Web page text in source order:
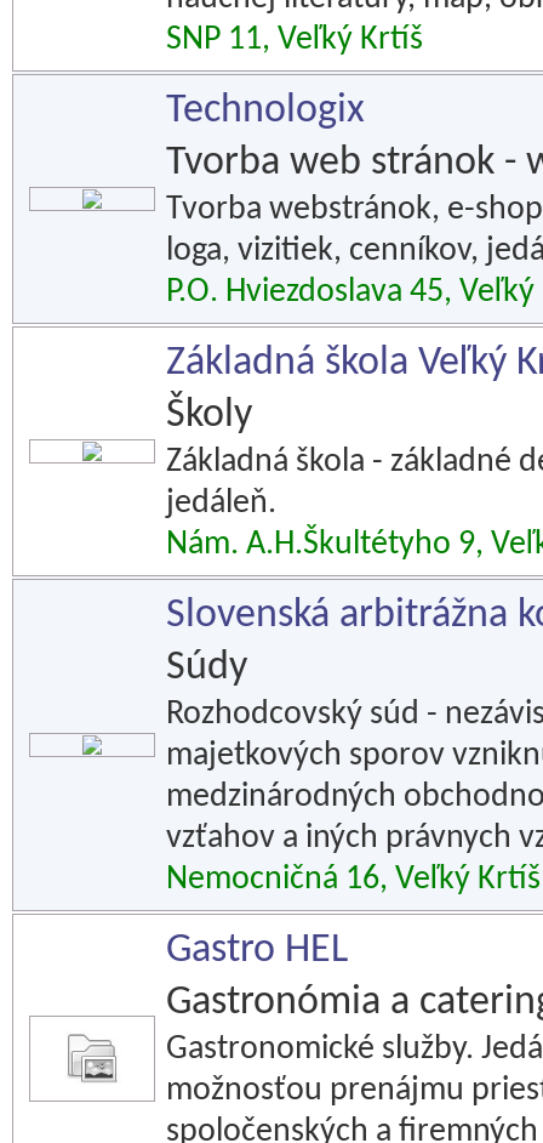
SNP 11, Veľký Krtíš
Technologix
Tvorba web stránok -
Tvorba webstránok, e-
loga, vizitiek, cenníkov,
P.O. Hviezdoslava 45,
Základná škola Veľký
Školy
Základná škola - základné
jedáleň.
Nám. A.H.Škultétyho 9,
Slovenská arbitrážna
Súdy
Rozhodcovský súd -
majetkových sporov
medzinárodných
vzťahov a iných právnych
Nemocničná 16, Veľký Krtíš
Gastro HEL
Gastronómia a
Gastronomické služby.
možnosťou prenájmu
spoločenských a